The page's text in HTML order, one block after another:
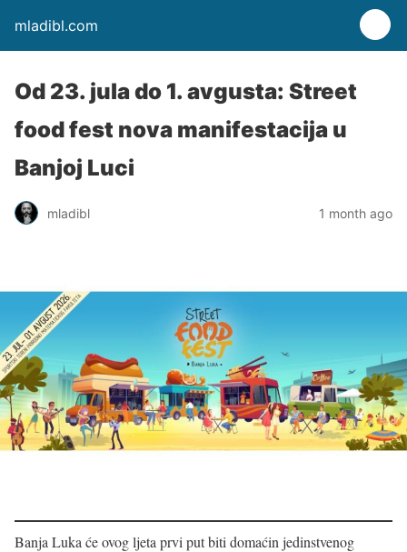
mladibl.com
Od 23. jula do 1. avgusta: Street
food fest nova manifestacija u
Banjoj Luci
mladibl 1 month ago
Banja Luka će ovog ljeta prvi put biti domaćin jedinstvenog